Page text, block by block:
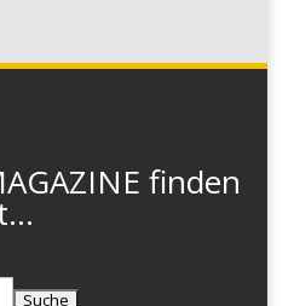
finden